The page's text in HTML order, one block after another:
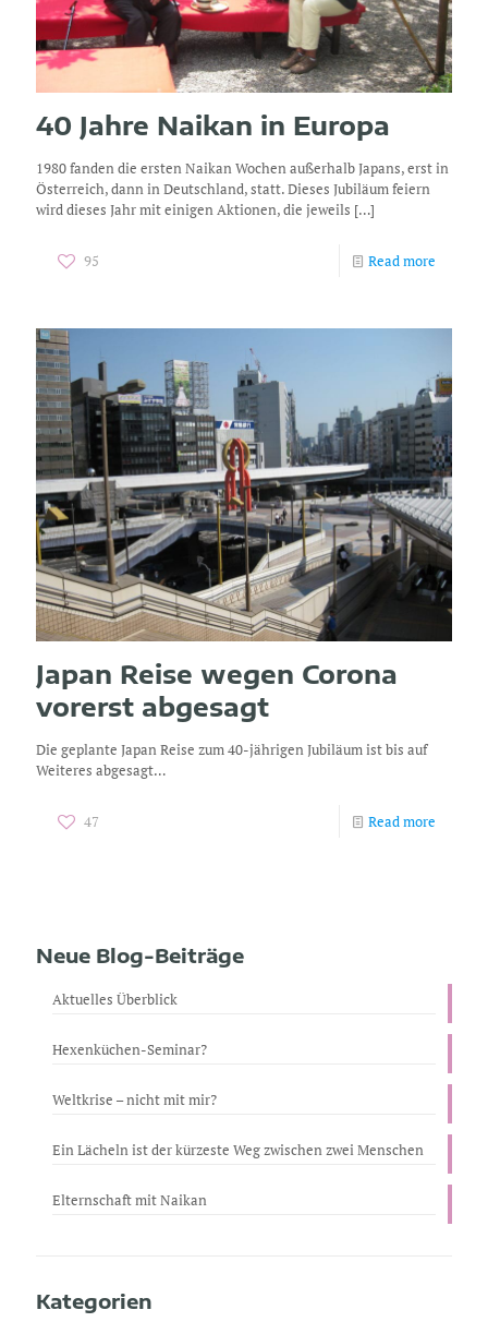
40 Jahre Naikan in Europa
1980 fanden die ersten Naikan Wochen außerhalb Japans, erst in
Österreich, dann in Deutschland, statt. Dieses Jubiläum feiern
wird dieses Jahr mit einigen Aktionen, die jeweils […]
95 Read more
Japan Reise wegen Corona
vorerst abgesagt
Die geplante Japan Reise zum 40-jährigen Jubiläum ist bis auf
Weiteres abgesagt…
47 Read more
Neue Blog-Beiträge
Aktuelles Überblick
Hexenküchen-Seminar?
Weltkrise – nicht mit mir?
Ein Lächeln ist der kürzeste Weg zwischen zwei Menschen
Elternschaft mit Naikan
Kategorien